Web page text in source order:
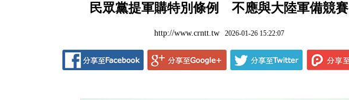
民眾黨提軍購特別條例 不應與大陸軍備競賽
http://www.crntt.tw2026-01-26 15:22:07